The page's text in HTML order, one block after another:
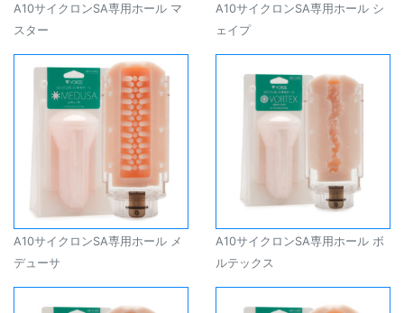
A10サイクロンSA専用ホール マ
スター
A10サイクロンSA専用ホール シ
ェイプ
A10サイクロンSA専用ホール メ
デューサ
A10サイクロンSA専用ホール ボ
ルテックス